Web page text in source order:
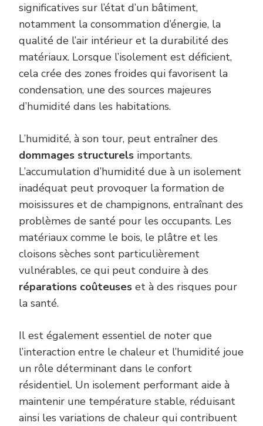
significatives sur l’état d’un bâtiment,
notamment la consommation d’énergie, la
qualité de l’air intérieur et la durabilité des
matériaux. Lorsque l’isolement est déficient,
cela crée des zones froides qui favorisent la
condensation, une des sources majeures
d’humidité dans les habitations.
L’humidité, à son tour, peut entraîner des
dommages structurels importants.
L’accumulation d’humidité due à un isolement
inadéquat peut provoquer la formation de
moisissures et de champignons, entraînant des
problèmes de santé pour les occupants. Les
matériaux comme le bois, le plâtre et les
cloisons sèches sont particulièrement
vulnérables, ce qui peut conduire à des
réparations coûteuses et à des risques pour
la santé.
Il est également essentiel de noter que
l’interaction entre le chaleur et l’humidité joue
un rôle déterminant dans le confort
résidentiel. Un isolement performant aide à
maintenir une température stable, réduisant
ainsi les variations de chaleur qui contribuent